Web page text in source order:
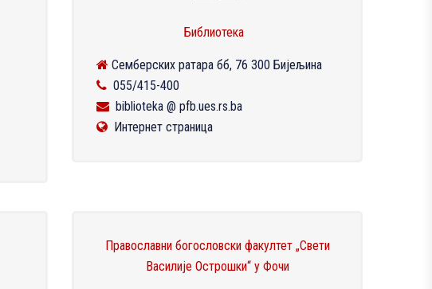
Библиотека
Семберских ратара бб, 76 300 Бијељина
055/415-400
biblioteka @ pfb.ues.rs.ba
Интернет страница
Православни богословски факултет „Свети
Василије Острошки“ у Фочи